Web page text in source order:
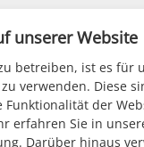
| Disclaimer
unserer Website
betreiben, ist es für
verwenden. Diese
der
erfahren Sie in
Darüber hinaus